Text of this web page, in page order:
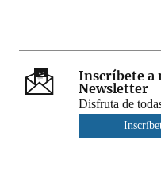
Inscríbete a
Newsletter
Disfruta de